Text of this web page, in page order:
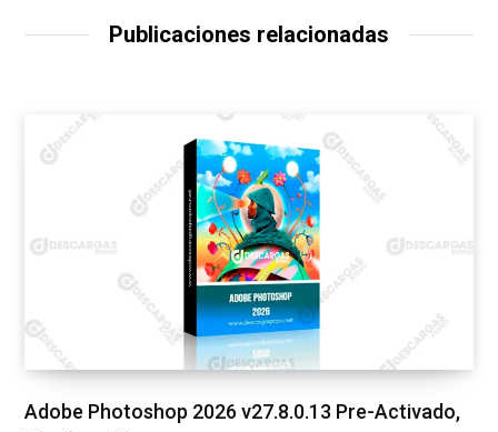
Publicaciones relacionadas
Adobe Photoshop 2026 v27.8.0.13 Pre-Activado,